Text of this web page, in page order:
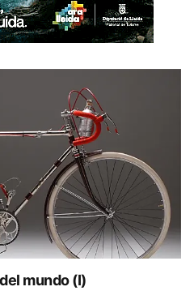
mundo (I)